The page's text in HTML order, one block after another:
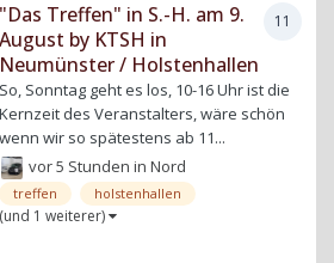
11
"Das Treffen" in S.-H. am 9.
August by KTSH in
Neumünster / Holstenhallen
So, Sonntag geht es los, 10-16 Uhr ist die
Kernzeit des Veranstalters, wäre schön
wenn wir so spätestens ab 11...
vor 5 Stunden inNord
treffen holstenhallen
(und 1 weiterer)